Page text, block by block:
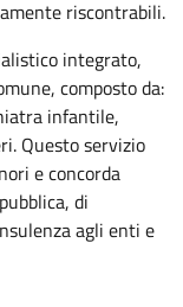
riscontrabili.
integrato,
composto da:
infantile,
Questo servizio
e concorda
di
agli enti e